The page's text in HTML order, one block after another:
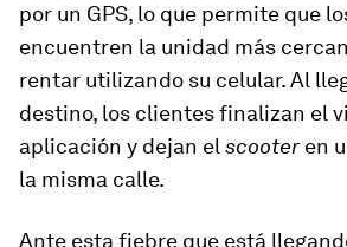
por un GPS, lo que permite que
encuentren la unidad más
rentar utilizando su celular. Al
destino, los clientes finalizan el
aplicación y dejan el scooteren
la misma calle.
Ante esta fiebre que está